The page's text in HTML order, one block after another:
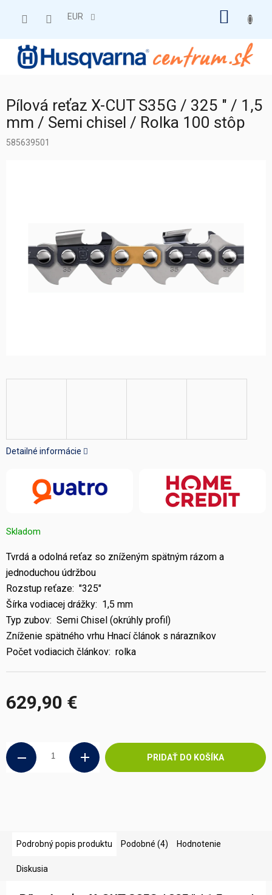
EUR
Pílová reťaz X-CUT S35G / 325 " / 1,5
mm / Semi chisel / Rolka 100 stôp
585639501
629,90 €
Skladom
PRIDAŤ DO KOŠÍKA
Tvrdá a odolná reťaz so zníženým spätným rázom a
jednoduchou údržbou
Rozstup reťaze: "325"
Šírka vodiacej drážky: 1,5 mm
Typ zubov: Semi Chisel (okrúhly profil)
Zníženie spätného vrhu Hnací článok s nárazníkov
Počet vodiacich článkov: rolka
Detailné informácie
Podrobný popis produktu Podobné (4) Hodnotenie
Diskusia